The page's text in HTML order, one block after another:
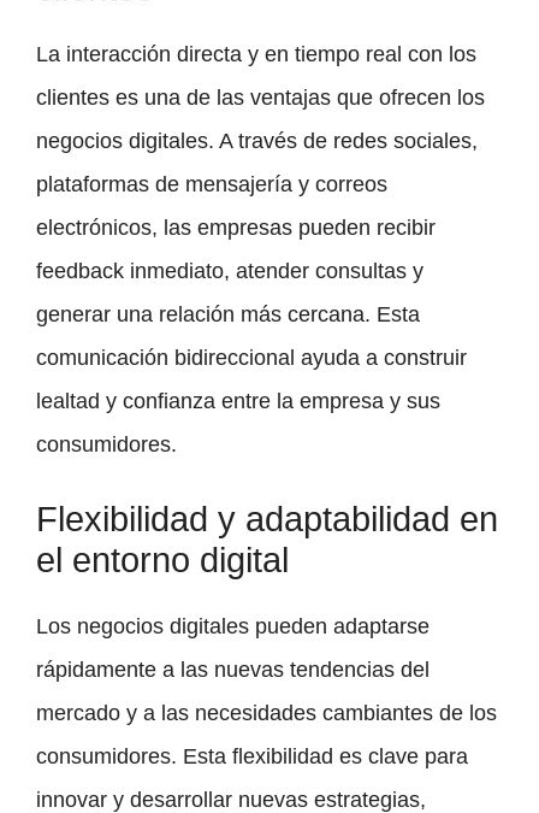
La interacción directa y en tiempo real con los
clientes es una de las ventajas que ofrecen los
negocios digitales. A través de redes sociales,
plataformas de mensajería y correos
electrónicos, las empresas pueden recibir
feedback inmediato, atender consultas y
generar una relación más cercana. Esta
comunicación bidireccional ayuda a construir
lealtad y confianza entre la empresa y sus
consumidores.
Flexibilidad y adaptabilidad en
el entorno digital
Los negocios digitales pueden adaptarse
rápidamente a las nuevas tendencias del
mercado y a las necesidades cambiantes de los
consumidores. Esta flexibilidad es clave para
innovar y desarrollar nuevas estrategias,